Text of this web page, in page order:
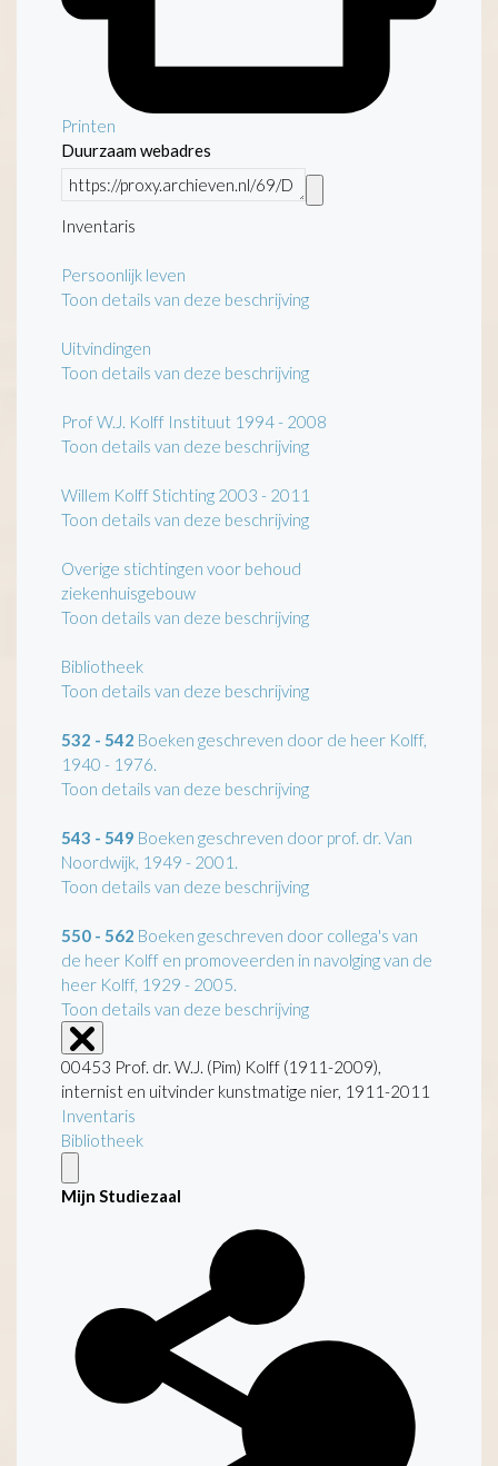
Printen
Duurzaam webadres
Inventaris
Persoonlijk leven
Toon details van deze beschrijving
Uitvindingen
Toon details van deze beschrijving
Prof W.J. Kolff Instituut 1994 - 2008
Toon details van deze beschrijving
Willem Kolff Stichting 2003 - 2011
Toon details van deze beschrijving
Overige stichtingen voor behoud
ziekenhuisgebouw
Toon details van deze beschrijving
Bibliotheek
Toon details van deze beschrijving
532 - 542 Boeken geschreven door de heer Kolff,
1940 - 1976.
Toon details van deze beschrijving
543 - 549 Boeken geschreven door prof. dr. Van
Noordwijk, 1949 - 2001.
Toon details van deze beschrijving
550 - 562 Boeken geschreven door collega's van
de heer Kolff en promoveerden in navolging van de
heer Kolff, 1929 - 2005.
Toon details van deze beschrijving
00453 Prof. dr. W.J. (Pim) Kolff (1911-2009),
internist en uitvinder kunstmatige nier, 1911-2011
Inventaris
Bibliotheek
Mijn Studiezaal